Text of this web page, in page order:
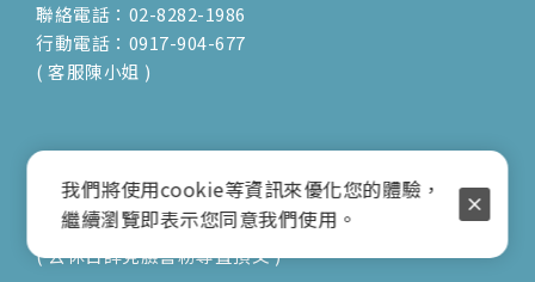
聯絡電話：02-8282-1986
行動電話：0917-904-677
( 客服陳小姐 )
E-mail：vienna.twn@msa.hinet.net
營業時間：9:00am-17:00pm
( 公休日詳見臉書粉專置頂文 )
我們將使用cookie等資訊來優化您的體驗，
繼續瀏覽即表示您同意我們使用。